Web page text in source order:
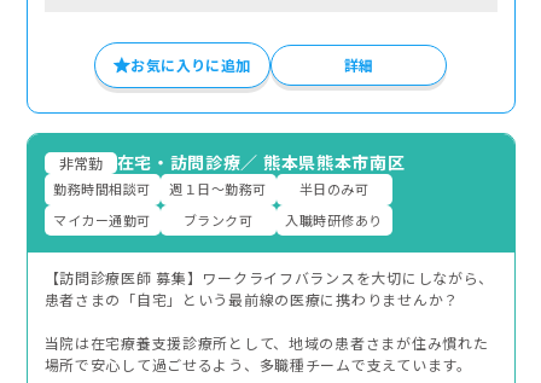
お気に入りに追加 詳細
非常勤 在宅・訪問診療／ 熊本県熊本市南区
勤務時間相談可 週１日～勤務可
半日のみ可
マイカー通勤可
ブランク可 入職時研修あり
【訪問診療医師 募集】ワークライフバランスを大切にしながら、
患者さまの「自宅」という最前線の医療に携わりませんか？
当院は在宅療養支援診療所として、地域の患者さまが住み慣れた
場所で安心して過ごせるよう、多職種チームで支えています。